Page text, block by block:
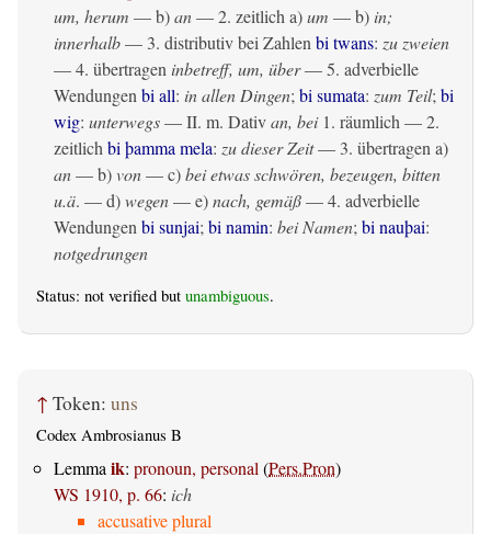
um, herum — b)an— 2. zeitlich a)um — b) in;
innerhalb— 3. distributiv bei Zahlen bi twans: zu zweien
— 4. übertragen inbetreff, um, über— 5. adverbielle
Wendungen bi all: in allen Dingen; bi sumata: zum Teil; bi
wig: unterwegs— II. m. Dativan, bei1. räumlich — 2.
zeitlich bi þamma mela: zu dieser Zeit— 3. übertragen a)
an— b)von— c)bei etwas schwören, bezeugen, bitten
u.ä. — d)wegen— e)nach, gemäß— 4. adverbielle
Wendungen bi sunjai; bi namin: bei Namen; bi nauþai:
notgedrungen
Status: not verified but unambiguous.
↑ Token: uns
Codex Ambrosianus B
Lemma ik: pronoun, personal (Pers.Pron)
WS 1910, p. 66: ich
accusative plural